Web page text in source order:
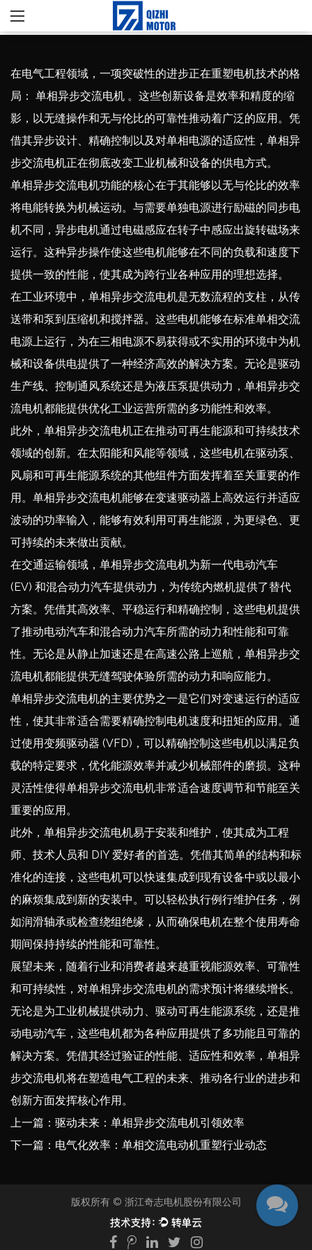
在电气工程领域，一项突破性的进步正在重塑电机技术的格
局： 单相异步交流电机 。这些创新设备是效率和精度的缩
影，以无缝操作和无与伦比的可靠性推动着广泛的应用。凭
借其异步设计、精确控制以及对单相电源的适应性，单相异
步交流电机正在彻底改变工业机械和设备的供电方式。
单相异步交流电机功能的核心在于其能够以无与伦比的效率
将电能转换为机械运动。与需要单独电源进行励磁的同步电
机不同，异步电机通过电磁感应在转子中感应出旋转磁场来
运行。这种异步操作使这些电机能够在不同的负载和速度下
提供一致的性能，使其成为跨行业各种应用的理想选择。
在工业环境中，单相异步交流电机是无数流程的支柱，从传
送带和泵到压缩机和搅拌器。这些电机能够在标准单相交流
电源上运行，为在三相电源不易获得或不实用的环境中为机
械和设备供电提供了一种经济高效的解决方案。无论是驱动
生产线、控制通风系统还是为液压泵提供动力，单相异步交
流电机都能提供优化工业运营所需的多功能性和效率。
此外，单相异步交流电机正在推动可再生能源和可持续技术
领域的创新。在太阳能和风能等领域，这些电机在驱动泵、
风扇和可再生能源系统的其他组件方面发挥着至关重要的作
用。单相异步交流电机能够在变速驱动器上高效运行并适应
波动的功率输入，能够有效利用可再生能源，为更绿色、更
可持续的未来做出贡献。
在交通运输领域，单相异步交流电机为新一代电动汽车
(EV) 和混合动力汽车提供动力，为传统内燃机提供了替代
方案。凭借其高效率、平稳运行和精确控制，这些电机提供
了推动电动汽车和混合动力汽车所需的动力和性能和可靠
性。无论是从静止加速还是在高速公路上巡航，单相异步交
流电机都能提供无缝驾驶体验所需的动力和响应能力。
单相异步交流电机的主要优势之一是它们对变速运行的适应
性，使其非常适合需要精确控制电机速度和扭矩的应用。通
过使用变频驱动器 (VFD)，可以精确控制这些电机以满足负
载的特定要求，优化能源效率并减少机械部件的磨损。这种
灵活性使得单相异步交流电机非常适合速度调节和节能至关
重要的应用。
此外，单相异步交流电机易于安装和维护，使其成为工程
师、技术人员和 DIY 爱好者的首选。凭借其简单的结构和标
准化的连接，这些电机可以快速集成到现有设备中或以最小
的麻烦集成到新的安装中。可以轻松执行例行维护任务，例
如润滑轴承或检查绕组绝缘，从而确保电机在整个使用寿命
期间保持持续的性能和可靠性。
展望未来，随着行业和消费者越来越重视能源效率、可靠性
和可持续性，对单相异步交流电机的需求预计将继续增长。
无论是为工业机械提供动力、驱动可再生能源系统，还是推
动电动汽车，这些电机都为各种应用提供了多功能且可靠的
解决方案。凭借其经过验证的性能、适应性和效率，单相异
步交流电机将在塑造电气工程的未来、推动各行业的进步和
创新方面发挥核心作用。
上一篇：驱动未来：单相异步交流电机引领效率
下一篇：电气化效率：单相交流电动机重塑行业动态
版权所有 © 浙江奇志电机股份有限公司